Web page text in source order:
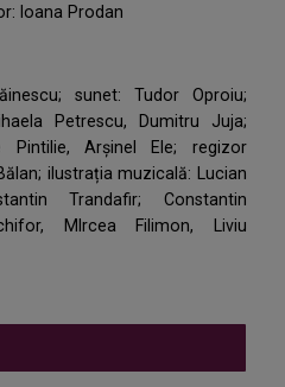
Ioana Prodan
sunet: Tudor Oproiu;
Petrescu, Dumitru Juja;
Pintilie, Arșinel Ele; regizor
ilustrația muzicală: Lucian
Trandafir; Constantin
MIrcea Filimon, Liviu